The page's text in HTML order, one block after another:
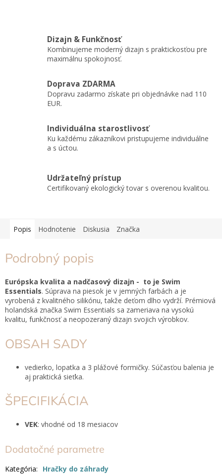
Dizajn & Funkčnosť
Kombinujeme moderný dizajn s praktickosťou pre
maximálnu spokojnosť.
Doprava ZDARMA
Dopravu zadarmo získate pri objednávke nad 110
EUR.
Individuálna starostlivosť
Ku každému zákazníkovi pristupujeme individuálne
a s úctou.
Udržateľný prístup
Certifikovaný ekologický tovar s overenou kvalitou.
Popis Hodnotenie Diskusia Značka
Podrobný popis
Európska kvalita a nadčasový dizajn - to je Swim
Essentials. Súprava na piesok je v jemných farbách a je
vyrobená z kvalitného silikónu, takže deťom dlho vydrží. Prémiová
holandská značka Swim Essentials sa zameriava na vysokú
kvalitu, funkčnosť a neopozeraný dizajn svojich výrobkov.
OBSAH SADY
vedierko, lopatka a 3 plážové formičky. Súčasťou balenia je
aj praktická sieťka.
ŠPECIFIKÁCIA
VEK: vhodné od 18 mesiacov
Dodatočné parametre
Kategória: Hračky do záhrady